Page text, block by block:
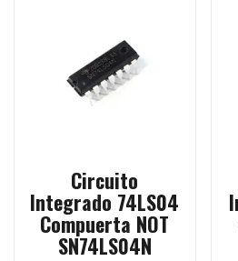
Circuito
Integrado 74LS04
Compuerta NOT
SN74LS04N